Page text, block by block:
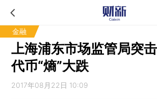
金融
上海浦东市场监管局突
代币“熵”大跌
2017年08月22日 10:09